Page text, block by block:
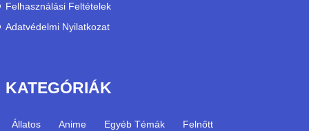
Felhasználási Feltételek
Adatvédelmi Nyilatkozat
KATEGÓRIÁK
Állatos Anime Egyéb Témák Felnőtt